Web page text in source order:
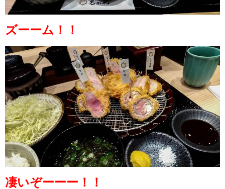
ズーーム！！
凄いぞーーー！！